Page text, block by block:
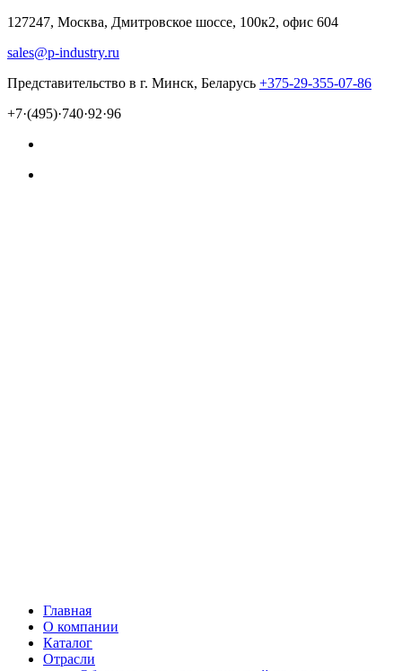
127247, Москва, Дмитровское шоссе, 100к2, офис 604
sales@p-industry.ru
Представительство в г. Минск, Беларусь +375-29-355-07-86
+7·(495)·740·92·96
Главная
О компании
Каталог
Отрасли